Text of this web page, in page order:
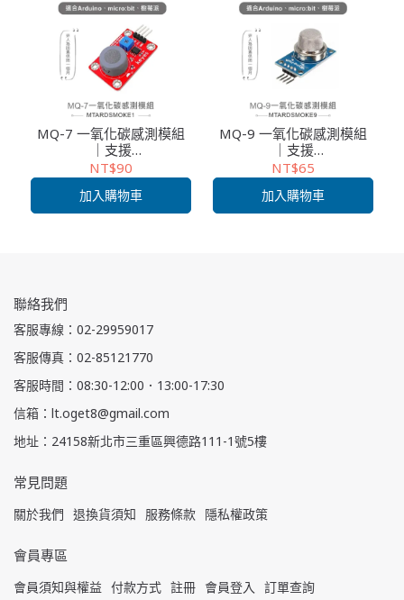
MQ-7 一氧化碳感測模組
｜支援
Arduino/micro:bit/Raspb
erry Pi｜環保材質｜CO氣
體偵測｜生活科技/課綱教
學模組
NT$90
加入購物車
MQ-9 一氧化碳感測模組
｜支援
Arduino/micro:bit/Raspb
erry Pi｜CO與可燃氣體偵
測｜課綱教學/生活科技模
組｜互動學習適用
NT$65
加入購物車
聯絡我們
客服專線：02-29959017
客服傳真：02-85121770
客服時間：08:30-12:00．13:00-17:30
信箱：lt.oget8@gmail.com
地址：24158新北市三重區興德路111-1號5樓
常見問題
關於我們 退換貨須知 服務條款 隱私權政策
會員專區
會員須知與權益 付款方式 註冊 會員登入
訂單查詢